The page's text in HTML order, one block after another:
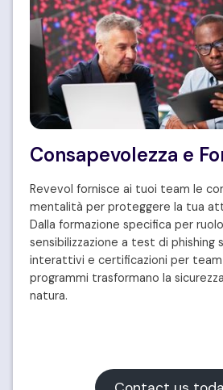
Consapevolezza e
Revevol fornisce ai tuoi team le
mentalità per proteggere la tua
Dalla formazione specifica per
sensibilizzazione a test di phishing
interattivi e certificazioni per team
programmi trasformano la
natura.